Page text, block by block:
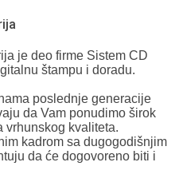
je deo firme Sistem CD
štampu i doradu.
poslednje generacije
da Vam ponudimo širok
vrhunskog kvaliteta.
kadrom sa dugogodišnjim
da će dogovoreno biti i